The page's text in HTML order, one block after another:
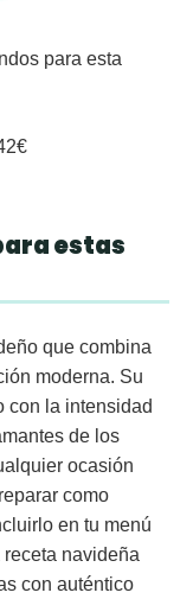
para esta
estas
que combina
moderna. Su
con la intensidad
de los
ocasión
como
en tu menú
navideña
con auténtico